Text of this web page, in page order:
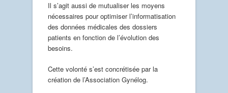
Il s’agit aussi de mutualiser les moyens
nécessaires pour optimiser l’informatisation
des données médicales des dossiers
patients en fonction de l’évolution des
besoins.
Cette volonté s’est concrétisée par la
création de l’Association Gynélog.